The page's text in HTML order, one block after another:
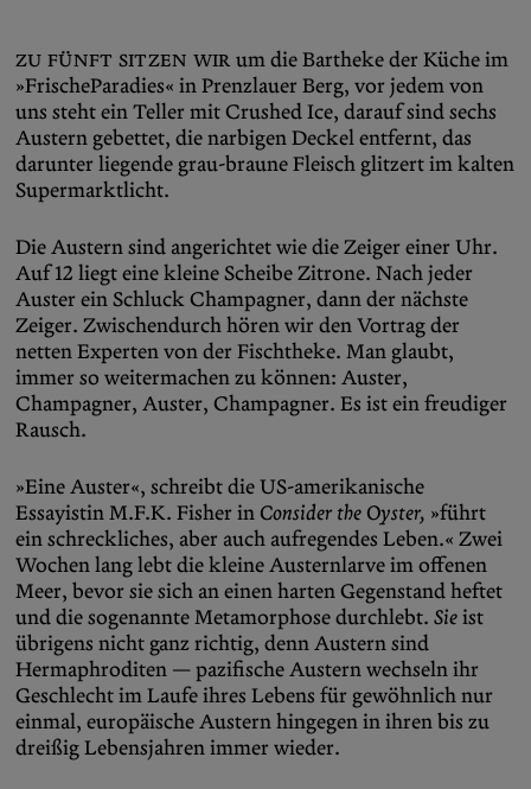
Zu fünft sitzen wir um die Bartheke der Küche im
»FrischeParadies« in Prenzlauer Berg, vor jedem von
uns steht ein Teller mit Crushed Ice, darauf sind sechs
Austern gebettet, die narbigen Deckel entfernt, das
darunter liegende grau-braune Fleisch glitzert im kalten
Supermarktlicht.
Die Austern sind angerichtet wie die Zeiger einer Uhr.
Auf 12 liegt eine kleine Scheibe Zitrone. Nach jeder
Auster ein Schluck Champagner, dann der nächste
Zeiger. Zwischendurch hören wir den Vortrag der
netten Experten von der Fischtheke. Man glaubt,
immer so weitermachen zu können: Auster,
Champagner, Auster, Champagner. Es ist ein freudiger
Rausch.
»Eine Auster«, schreibt die US-amerikanische
Essayistin M.F.K. Fisher in Consider the Oyster, »führt
ein schreckliches, aber auch aufregendes Leben.« Zwei
Wochen lang lebt die kleine Austernlarve im offenen
Meer, bevor sie sich an einen harten Gegenstand heftet
und die sogenannte Metamorphose durchlebt. Sieist
übrigens nicht ganz richtig, denn Austern sind
Hermaphroditen — pazifische Austern wechseln ihr
Geschlecht im Laufe ihres Lebens für gewöhnlich nur
einmal, europäische Austern hingegen in ihren bis zu
dreißig Lebensjahren immer wieder.